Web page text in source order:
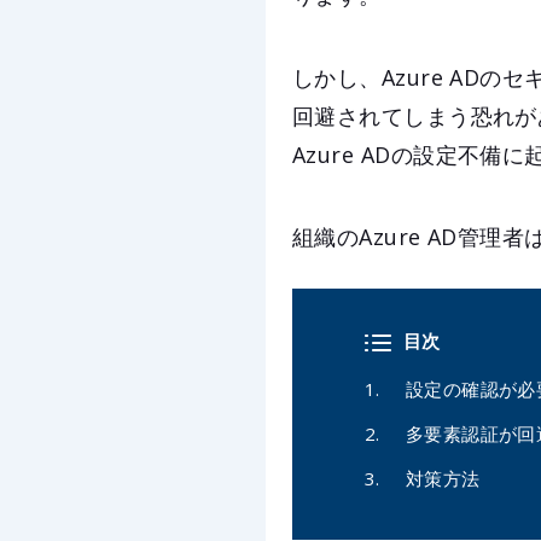
しかし、Azure ADのセ
回避されてしまう恐れ
Azure ADの設定不備に
組織のAzure AD管理者
目次
設定の確認が
多要素認証が
対策方法